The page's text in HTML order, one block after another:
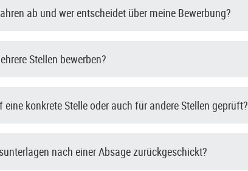
ab und wer entscheidet über meine Bewerbung?
Stellen bewerben?
konkrete Stelle oder auch für andere Stellen geprüft?
nach einer Absage zurückgeschickt?